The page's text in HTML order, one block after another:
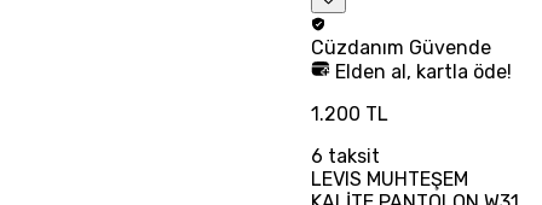
Cüzdanım Güvende
Elden al, kartla öde!
1.200 TL
6 taksit
LEVIS MUHTEŞEM